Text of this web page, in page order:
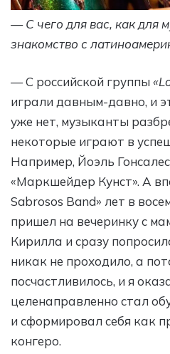
— С чего для вас, как для
знакомство с
— С российской группы
играли давным-давно, и
уже нет, музыканты
некоторые играют в
Например, Йоэль
«Маркшейдер Кунст». А
Sabrosos Band» лет в
пришел на вечеринку с
Кирилла и сразу
никак не проходило, а
посчастливилось, и я
целенаправленно стал
и сформировал себя как
конгеро.